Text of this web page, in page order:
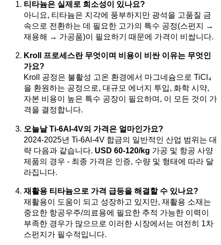
티타늄은 실제로 희소성이 있나요?
아니요, 티타늄은 지각에 풍부하지만 광석을 고품질 금
속으로 전환하는 데 필요한 고가의 특수 공정(스펀지 →
재용해 → 가공품)이 필요하기 때문에 가격이 비쌉니다.
Kroll 프로세스란 무엇이며 비용이 비싼 이유는 무엇인
가요?
Kroll 공정은 불활성 고온 환경에서 마그네슘으로 TiCl₄
을 환원하는 공정으로, 대규모 에너지 투입, 화학 시약,
자본 비용이 높은 특수 공장이 필요하며, 이 모든 것이 가
격을 결정합니다.
오늘날 Ti-6Al-4V의 가격은 얼마인가요?
2024-2025년 Ti-6Al-4V 합금의 일반적인 산업 범위는 대
략 다음과 같습니다. USD 60-120/kg 가공 및 항공 사양
제품의 경우 - 최종 가격은 인증, 수량 및 형태에 따라 달
라집니다.
재활용 티타늄으로 가격 급등을 해결할 수 있나요?
재활용이 도움이 되고 성장하고 있지만, 재활용 소재는
중요한 항공우주/의료용에 필요한 추적 가능한 이력이
부족한 경우가 많으므로 이러한 시장에서는 여전히 1차
스펀지가 필수적입니다.